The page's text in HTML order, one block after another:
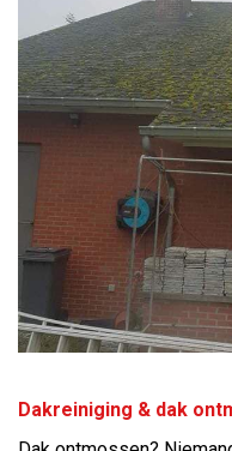
Dakreiniging & dak